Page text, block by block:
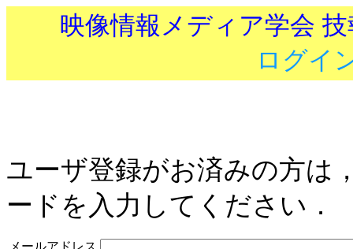
映像情報メディア学会
ログイ
ユーザ登録がお済みの方は
ードを入力してください．
メールアドレス